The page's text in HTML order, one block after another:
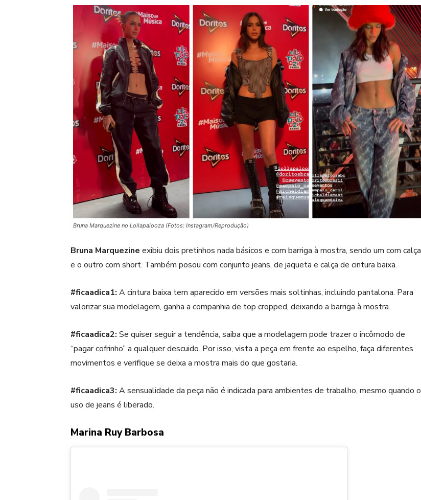
Bruna Marquezine no Lollapalooza (Fotos: Instagram/Reprodução)
Bruna Marquezine exibiu dois pretinhos nada básicos e com barriga à mostra, sendo um com calça
e o outro com short. Também posou com conjunto jeans, de jaqueta e calça de cintura baixa.
#ficaadica1: A cintura baixa tem aparecido em versões mais soltinhas, incluindo pantalona. Para
valorizar sua modelagem, ganha a companhia de top cropped, deixando a barriga à mostra.
#ficaadica2: Se quiser seguir a tendência, saiba que a modelagem pode trazer o incômodo de
“pagar cofrinho” a qualquer descuido. Por isso, vista a peça em frente ao espelho, faça diferentes
movimentos e verifique se deixa a mostra mais do que gostaria.
#ficaadica3: A sensualidade da peça não é indicada para ambientes de trabalho, mesmo quando o
uso de jeans é liberado.
Marina Ruy Barbosa